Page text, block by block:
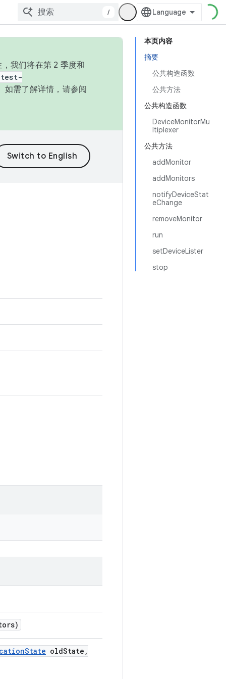
/
本页内容
摘要
公共构造函数
公共方法
公共构造函数
DeviceMonitorMu
ltiplexer
公共方法
addMonitor
addMonitors
notifyDeviceStat
eChange
removeMonitor
run
setDeviceLister
stop
我们将在第 2 季度和
如需了解详情，请参阅
State oldState ,